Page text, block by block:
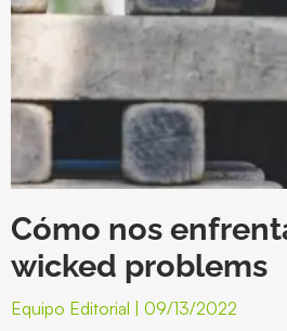
Cómo nos
wicked problems
Equipo Editorial 09/13/2022